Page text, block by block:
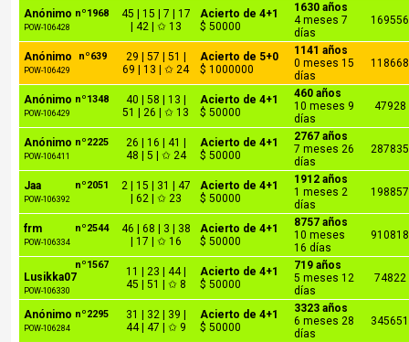
nº1968
Anónimo
POW-106428
45 | 15 | 7 | 17
| 42 | ✩ 13
Acierto de 4+1
$ 50000
1630 años
4 meses 7
días
169556
nº639
Anónimo
POW-106429
29 | 57 | 51 |
69 | 13 | ✩ 24
Acierto de 5+0
$ 1000000
1141 años
0 meses 15
días
118668
nº1348
Anónimo
POW-106429
40 | 58 | 13 |
51 | 26 | ✩ 13
Acierto de 4+1
$ 50000
460 años
10 meses 9
días
47928
nº2225
Anónimo
POW-106411
26 | 16 | 41 |
48 | 5 | ✩ 24
Acierto de 4+1
$ 50000
2767 años
7 meses 26
días
287835
nº2051
Jaa
POW-106392
2 | 15 | 31 | 47
| 62 | ✩ 23
Acierto de 4+1
$ 50000
1912 años
1 meses 2
días
198857
nº2544
frm
POW-106334
46 | 68 | 3 | 38
| 17 | ✩ 16
Acierto de 4+1
$ 50000
8757 años
10 meses
16 días
910818
nº1567
Lusikka07
POW-106330
11 | 23 | 44 |
45 | 51 | ✩ 8
Acierto de 4+1
$ 50000
719 años
5 meses 12
días
74822
nº2295
Anónimo
POW-106284
31 | 32 | 39 |
44 | 47 | ✩ 9
Acierto de 4+1
$ 50000
3323 años
6 meses 28
días
345651